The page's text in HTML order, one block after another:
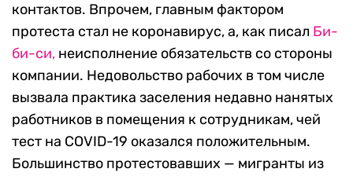
контактов. Впрочем, главным фактором
протеста стал не коронавирус, а, как писал Би-
би-си, неисполнение обязательств со стороны
компании. Недовольство рабочих в том числе
вызвала практика заселения недавно нанятых
работников в помещения к сотрудникам, чей
тест на COVID-19 оказался положительным.
Большинство протестовавших — мигранты из